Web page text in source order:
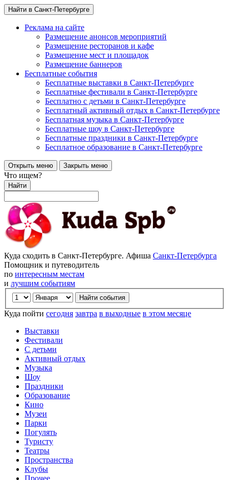
Найти в Санкт-Петербурге
Реклама на сайте
Размещение анонсов мероприятий
Размещение ресторанов и кафе
Размещение мест и площадок
Размещение баннеров
Бесплатные события
Бесплатные выставки в Санкт-Петербурге
Бесплатные фестивали в Санкт-Петербурге
Бесплатно с детьми в Санкт-Петербурге
Бесплатный активный отдых в Санкт-Петербурге
Бесплатная музыка в Санкт-Петербурге
Бесплатные шоу в Санкт-Петербурге
Бесплатные праздники в Санкт-Петербурге
Бесплатное образование в Санкт-Петербурге
Открыть меню Закрыть меню
Что ищем?
Найти
Куда сходить в Санкт-Петербурге. Афиша Санкт-Петербурга
Помощник и путеводитель
по интересным местам
и лучшим событиям
Куда пойти сегодня завтра в выходные в этом месяце
Выставки
Фестивали
С детьми
Активный отдых
Музыка
Шоу
Праздники
Образование
Кино
Музеи
Парки
Погулять
Туристу
Театры
Пространства
Клубы
Прочее